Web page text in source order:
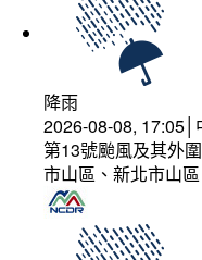
降雨
2026-08-08, 17:05│
第13號颱風及其外
市山區、新北市山